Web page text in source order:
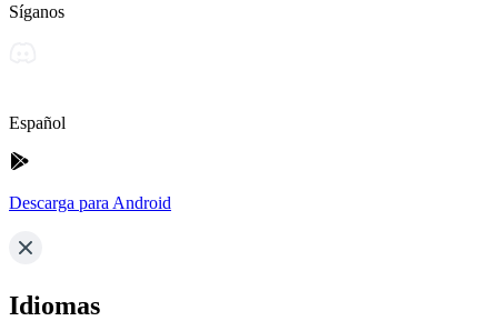
Síganos
Español
Descarga para Android
Idiomas